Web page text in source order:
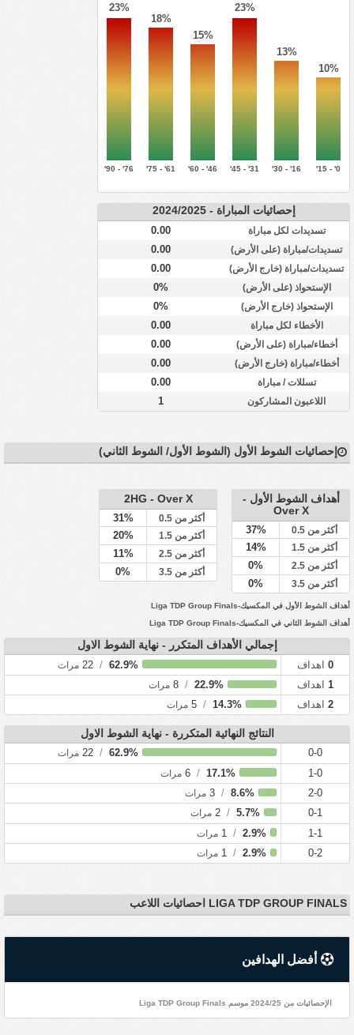
23%
18%
15%
23%
13%
10%
76' - 90' 61' - 75' 46' - 60' 31' - 45' 16' - 30' 0' - 15'
إحصائيات المباراة - 2024/2025
تسديدات لكل مباراة 0.00
تسديدات/مباراة (على الأرض) 0.00
تسديدات/مباراة (خارج الأرض) 0.00
الإستحواذ (على الأرض) 0%
الإستحواذ (خارج الأرض) 0%
الأخطاء لكل مباراة 0.00
أخطاء/مباراة (على الأرض) 0.00
أخطاء/مباراة (خارج الأرض) 0.00
تسللات / مباراة 0.00
اللاعبون المشاركون 1
إحصائيات الشوط الأول (الشوط الأول/ الشوط الثاني)
أهداف الشوط الأول -
Over X
أكثر من 0.5 37%
أكثر من 1.5 14%
أكثر من 2.5 0%
أكثر من 3.5 0%
2HG - Over X
أكثر من 0.5 31%
أكثر من 1.5 20%
أكثر من 2.5 11%
أكثر من 3.5 0%
أهداف الشوط الأول في المكسيك-Liga TDP Group Finals
أهداف الشوط الثاني في المكسيك-Liga TDP Group Finals
إجمالي الأهداف المتكرر - نهاية الشوط الاول
0 اهداف 62.9%
/
22 مرات
1 اهداف 22.9%
/
8 مرات
2 اهداف 14.3%
/
5 مرات
النتائج النهائية المتكررة - نهاية الشوط الاول
0-0
62.9%
/
22 مرات
1-0
17.1%
/
6 مرات
2-0
8.6%
/
3 مرات
0-1
5.7%
/
2 مرات
1-1
2.9%
/ مرات
0-2
2.9%
/
1 مرات
LIGA TDP GROUP FINALS احصائيات اللاعب
أفضل الهدافين
الإحصائيات من 2024/25 موسم Liga TDP Group Finals